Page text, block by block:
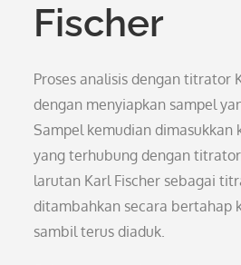
Fischer
Proses analisis dengan titrator
dengan menyiapkan sampel
Sampel kemudian dimasukkan
yang terhubung dengan
larutan Karl Fischer sebagai
ditambahkan secara bertahap
sambil terus diaduk.